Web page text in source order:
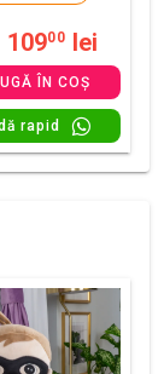
10900 lei
ÎN COȘ
rapid